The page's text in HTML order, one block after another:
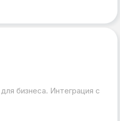
бизнеса. Интеграция с